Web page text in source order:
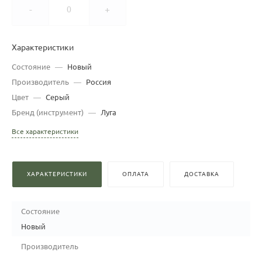
- +
Характеристики
Состояние —
Новый
Производитель —
Россия
Цвет — Серый
Бренд (инструмент)
— Луга
Все характеристики
ХАРАКТЕРИСТИКИ ОПЛАТА ДОСТАВКА
Состояние
Новый
Производитель